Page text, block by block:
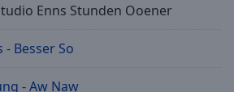
Enns Stunden Ooener
- Besser So
- Aw Naw